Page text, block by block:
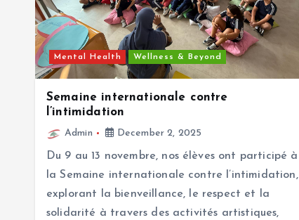
Mental Health Wellness & Beyond
Semaine internationale contre
l’intimidation
Admin December 2, 2025
Du 9 au 13 novembre, nos élèves ont participé à
la Semaine internationale contre l’intimidation,
explorant la bienveillance, le respect et la
solidarité à travers des activités artistiques,